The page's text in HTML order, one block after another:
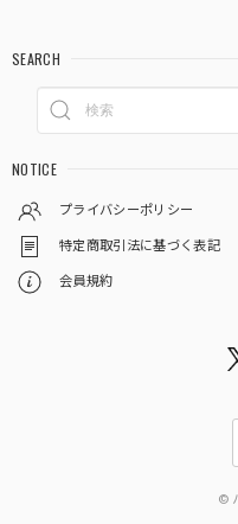
SEARCH
NOTICE
プライバシーポリシー
特定商取引法に基づく表記
会員規約
©